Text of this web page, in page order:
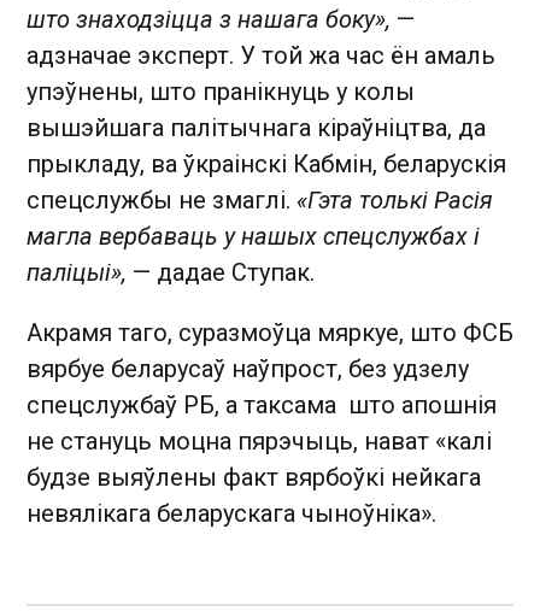
што знаходзіцца з нашага боку», —
адзначае эксперт. У той жа час ён амаль
упэўнены, што пранікнуць у колы
вышэйшага палітычнага кіраўніцтва, да
прыкладу, ва ўкраінскі Кабмін, беларускія
спецслужбы не змаглі. «Гэта толькі Расія
магла вербаваць у нашых спецслужбах і
паліцыі», — дадае Ступак.
Акрамя таго, суразмоўца мяркуе, што ФСБ
вярбуе беларусаў наўпрост, без удзелу
спецслужбаў РБ, а таксама што апошнія
не стануць моцна пярэчыць, нават «калі
будзе выяўлены факт вярбоўкі нейкага
невялікага беларускага чыноўніка».